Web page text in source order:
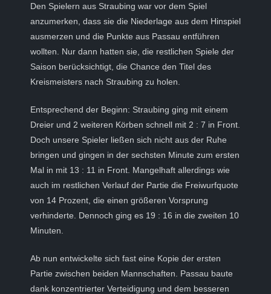
Den Spielern aus Straubing war vor dem Spiel
anzumerken, dass sie die Niederlage aus dem Hinspiel
ausmerzen und die Punkte aus Passau entführen
wollten. Nur dann hatten sie, die restlichen Spiele der
Saison berücksichtigt, die Chance den Titel des
Kreismeisters nach Straubing zu holen.
Entsprechend der Beginn: Straubing ging mit einem
Dreier und 2 weiteren Körben schnell mit 2 : 7 in Front.
Doch unsere Spieler ließen sich nicht aus der Ruhe
bringen und gingen in der sechsten Minute zum ersten
Mal in mit 13 : 11 in Front. Mangelhaft allerdings wie
auch im restlichen Verlauf der Partie die Freiwurfquote
von 14 Prozent, die einen größeren Vorsprung
verhinderte. Dennoch ging es 19 : 16 in die zweiten 10
Minuten.
Ab nun entwickelte sich fast eine Kopie der ersten
Partie zwischen beiden Mannschaften. Passau baute
dank konzentrierter Verteidigung und dem besseren